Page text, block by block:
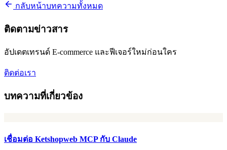
กลับหน้าบทความทั้งหมด
ติดตามข่าวสาร
อัปเดตเทรนด์ E-commerce และฟีเจอร์ใหม่ก่อนใคร
ติดต่อเรา
บทความที่เกี่ยวข้อง